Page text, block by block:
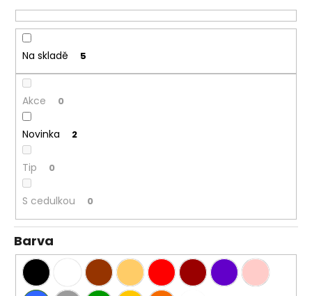
o
d
u
k
ů
Na skladě 5
Akce 0
Novinka 2
Tip 0
S cedulkou 0
Barva